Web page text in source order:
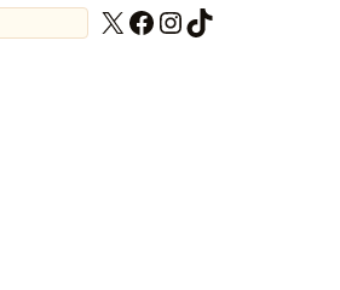
X Facebook
Instagram
TikTok